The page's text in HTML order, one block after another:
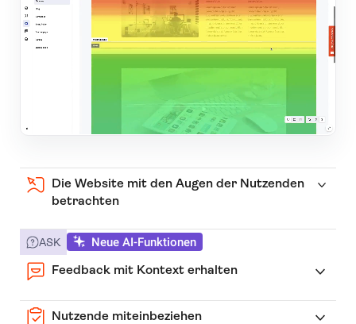
Die Website mit den Augen der Nutzenden
betrachten
ASK Neue AI-Funktionen
Feedback mit Kontext erhalten
Nutzende miteinbeziehen